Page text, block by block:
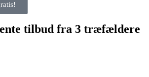
tilbud fra 3 træfældere